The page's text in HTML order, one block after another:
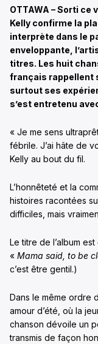
OTTAWA – Sorti ce
Kelly confirme la
interprète dans le
enveloppante,
titres. Les huit
français rappellent
surtout ses
s’est entretenu
« Je me sens
fébrile. J’ai hâte de
Kelly au bout du fil.
L’honnêteté et la
histoires racontées
difficiles, mais
Le titre de l’album
« Mama said, to be
c’est être gentil.)
Dans le même ordre
amour d’été, où la
chanson dévoile un
transmis de façon